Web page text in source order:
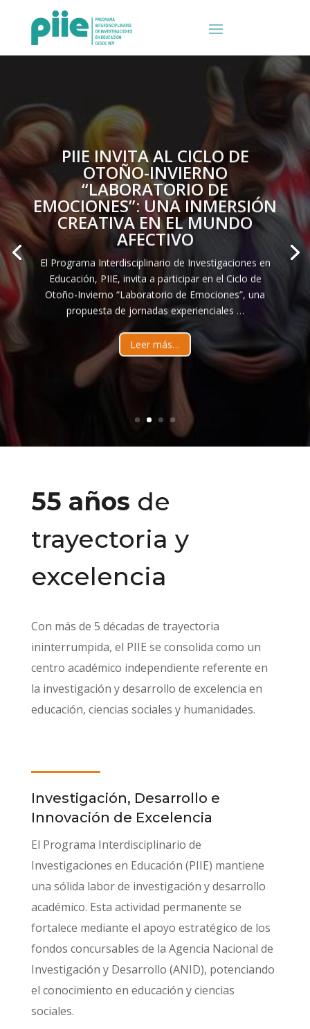
PIIE INVITA AL CICLO DE
OTOÑO-INVIERNO
“LABORATORIO DE
EMOCIONES”: UNA INMERSIÓN
CREATIVA EN EL MUNDO
AFECTIVO
El Programa Interdisciplinario de Investigaciones en
Educación, PIIE, invita a participar en el Ciclo de
Otoño-Invierno “Laboratorio de Emociones”, una
propuesta de jornadas experienciales …
Leer más…
55 años de
trayectoria y
excelencia
Con más de 5 décadas de trayectoria
ininterrumpida, el PIIE se consolida como un
centro académico independiente referente en
la investigación y desarrollo de excelencia en
educación, ciencias sociales y humanidades.
Investigación, Desarrollo e
Innovación de Excelencia
El Programa Interdisciplinario de
Investigaciones en Educación (PIIE) mantiene
una sólida labor de investigación y desarrollo
académico. Esta actividad permanente se
fortalece mediante el apoyo estratégico de los
fondos concursables de la Agencia Nacional de
Investigación y Desarrollo (ANID), potenciando
el conocimiento en educación y ciencias
sociales.